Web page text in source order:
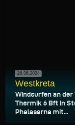
26.06.2024
Westkreta
Windsurfen an
Thermik 6 Bft in
Phalasarna mit...